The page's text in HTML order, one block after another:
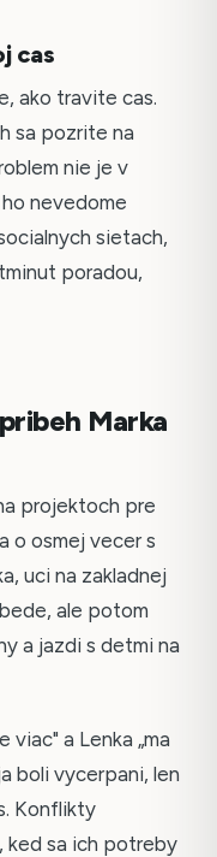
cas
ako travite cas.
sa pozrite na
nie je v
nevedome
sietach,
poradou,
Marka
projektoch pre
o osmej vecer s
uci na zakladnej
ale potom
a jazdi s detmi na
viac" a Lenka „ma
boli vycerpani, len
Konflikty
ked sa ich potreby